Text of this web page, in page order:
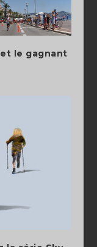
et le gagnant